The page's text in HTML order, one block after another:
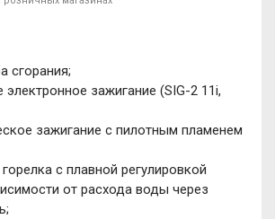
сгорания;
зажигание (SIG-2 11i,
зажигание с пилотным пламенем
с плавной регулировкой
от расхода воды через